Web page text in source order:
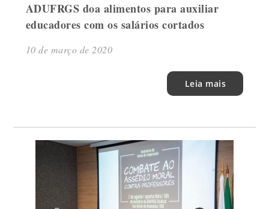
ADUFRGS doa alimentos para auxiliar
educadores com os salários cortados
10 de março de 2020
Leia mais